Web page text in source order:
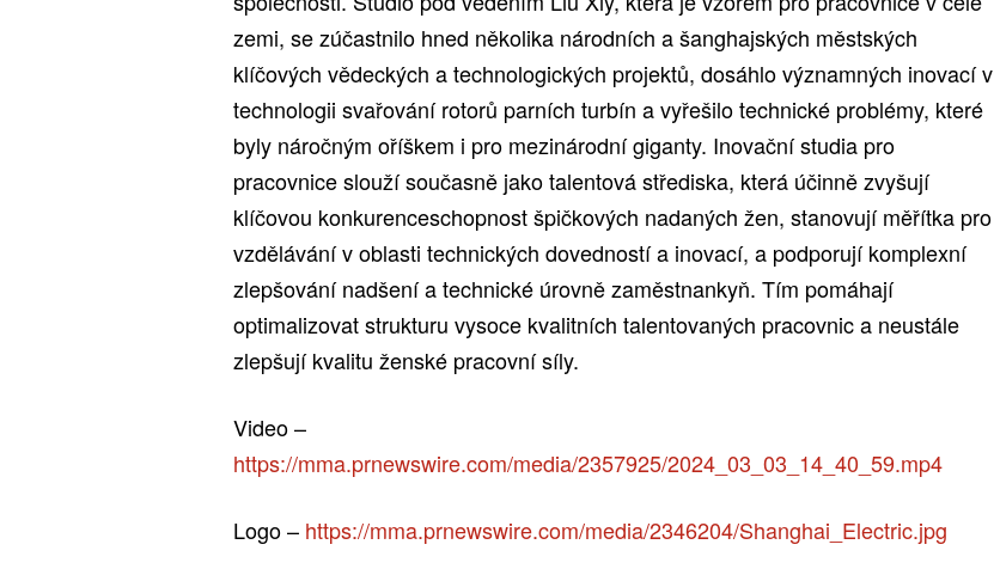
zemi, se zúčastnilo hned několika národních a šanghajských městských
klíčových vědeckých a technologických projektů, dosáhlo významných inovací v
technologii svařování rotorů parních turbín a vyřešilo technické problémy, které
byly náročným oříškem i pro mezinárodní giganty. Inovační studia pro
pracovnice slouží současně jako talentová střediska, která účinně zvyšují
klíčovou konkurenceschopnost špičkových nadaných žen, stanovují měřítka pro
vzdělávání v oblasti technických dovedností a inovací, a podporují komplexní
zlepšování nadšení a technické úrovně zaměstnankyň. Tím pomáhají
optimalizovat strukturu vysoce kvalitních talentovaných pracovnic a neustále
zlepšují kvalitu ženské pracovní síly.
Video –
https://mma.prnewswire.com/media/2357925/2024_03_03_14_40_59.mp4
Logo – https://mma.prnewswire.com/media/2346204/Shanghai_Electric.jpg